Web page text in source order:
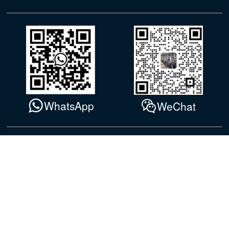
WhatsApp WeChat